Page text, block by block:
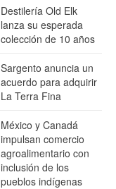
Destilería Old Elk
lanza su esperada
colección de 10 años
Sargento anuncia un
acuerdo para adquirir
La Terra Fina
México y Canadá
impulsan comercio
agroalimentario con
inclusión de los
pueblos indígenas